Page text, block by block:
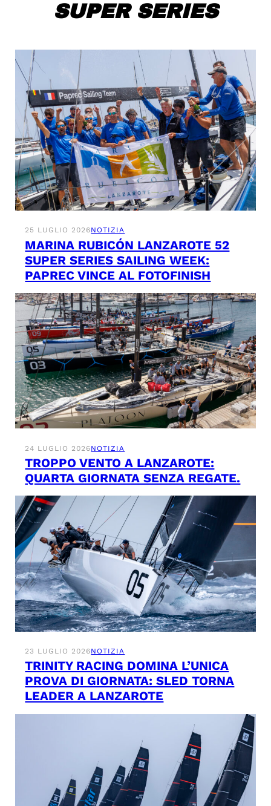
SUPER SERIES
25 LUGLIO 2026NOTIZIA
MARINA RUBICÓN LANZAROTE 52
SUPER SERIES SAILING WEEK:
PAPREC VINCE AL FOTOFINISH
24 LUGLIO 2026NOTIZIA
TROPPO VENTO A LANZAROTE:
QUARTA GIORNATA SENZA REGATE.
23 LUGLIO 2026NOTIZIA
TRINITY RACING DOMINA L’UNICA
PROVA DI GIORNATA: SLED TORNA
LEADER A LANZAROTE